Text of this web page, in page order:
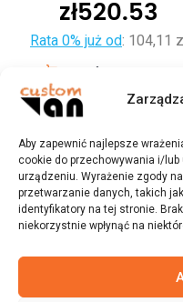
Aby zapewnić najlepsze
cookie do przechowywania i/
urządzeniu. Wyrażenie zgody
przetwarzanie danych, takich
identyfikatory na tej stronie.
niekorzystnie wpłynąć na
zł520.53
Rata 0% już od: 104,11